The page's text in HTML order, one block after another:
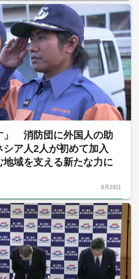
」 消防団に外国人の助
ア人2人が初めて加入
地域を支える新たな力に
6月23日